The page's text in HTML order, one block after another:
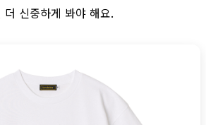
신중하게 봐야 해요.